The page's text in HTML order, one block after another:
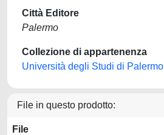
Città Editore
Palermo
Collezione di appartenenza
Università degli Studi di Palermo
File in questo prodotto:
File